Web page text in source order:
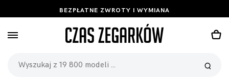
BEZPŁATNE ZWROTY I WYMIANA